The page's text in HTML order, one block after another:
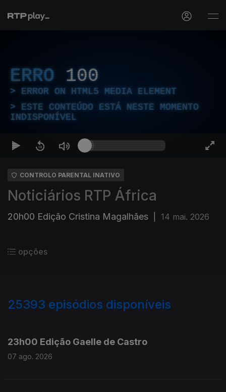
ERRO 100
ERROR ON HTML5 MEDIA ELEMENT
ESTE CONTEÚDO ESTÁ NESTE MOMENTO
INDISPONÍVEL
CONTROLO PARENTAL INATIVO
Noticiários RTP África
20h00 Edição Cristina Magalhães 14 mai. 2026
opções
25393 episódios disponíveis
23h00 Edição Gaelle de Castro
07 ago. 2026